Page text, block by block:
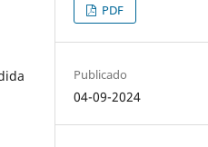
PDF
Publicado
04-09-2024